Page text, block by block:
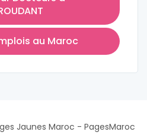
au Maroc
Jaunes Maroc - PagesMaroc